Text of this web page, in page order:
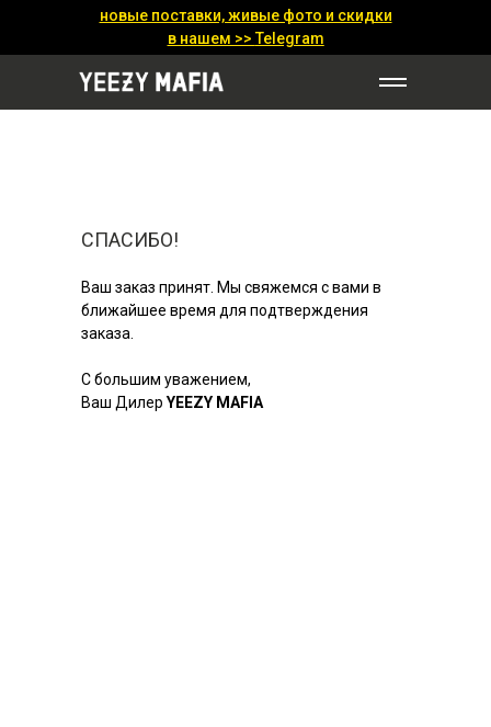
новые поставки, живые фото и скидки
в нашем >>Telegram
Ваш заказ принят. Мы свяжемся с вами в
ближайшее время для подтверждения
заказа.
С большим уважением,
Ваш Дилер YEEZY MAFIA
СПАСИБО!